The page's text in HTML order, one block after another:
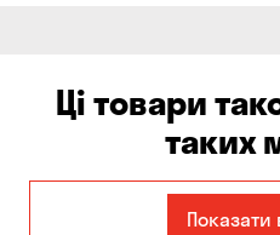
Ці товари
таких
Показати